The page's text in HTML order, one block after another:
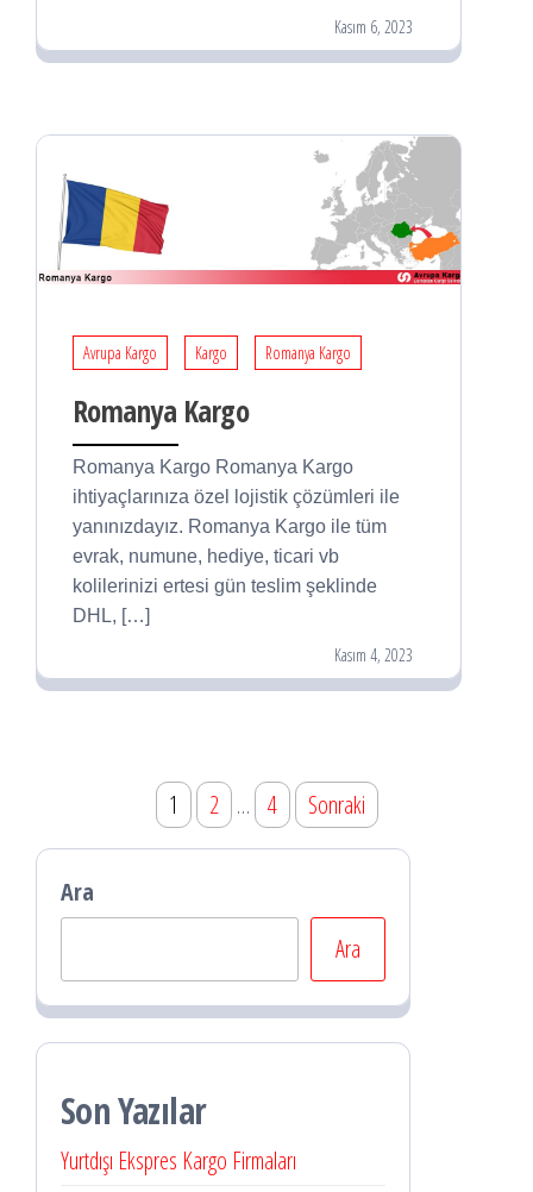
Kasım 6, 2023
Avrupa Kargo Kargo Romanya Kargo
Romanya Kargo
Romanya Kargo Romanya Kargo
ihtiyaçlarınıza özel lojistik çözümleri ile
yanınızdayız. Romanya Kargo ile tüm
evrak, numune, hediye, ticari vb
kolilerinizi ertesi gün teslim şeklinde
DHL, […]
Kasım 4, 2023
sayfalaması
1 2 … 4 Sonraki
Ara
Ara
Son Yazılar
Yurtdışı Ekspres Kargo Firmaları